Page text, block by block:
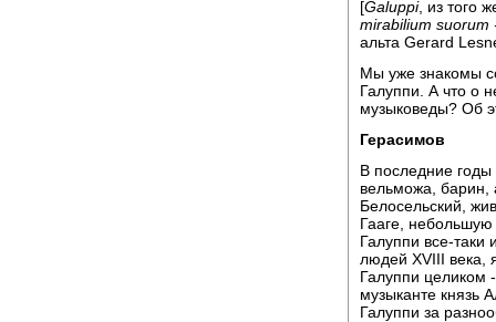
[Galuppi, из того
mirabilium
альта Gerard
Мы уже знакомы
Галуппи. А что о
музыковеды? Об
Герасимов
В последние
вельможа, барин,
Белосельский,
Гааге, небольшую
Галуппи все-таки
людей XVIII века,
Галуппи целиком
музыканте князь
Галуппи за